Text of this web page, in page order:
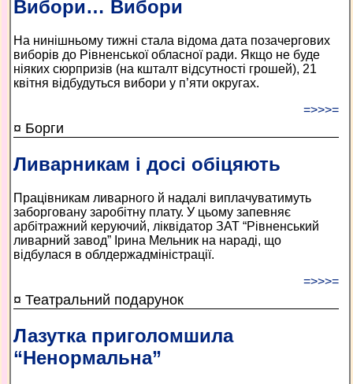
Вибори… Вибори
На нинішньому тижні стала відома дата позачергових
виборів до Рівненської обласної ради. Якщо не буде
ніяких сюрпризів (на кшталт відсутності грошей), 21
квітня відбудуться вибори у п’яти округах.
=>>>=
¤ Борги
Ливарникам і досі обіцяють
Працівникам ливарного й надалі виплачуватимуть
заборговану заробітну плату. У цьому запевняє
арбітражний керуючий, ліквідатор ЗАТ “Рівненський
ливарний завод” Ірина Мельник на нараді, що
відбулася в облдержадміністрації.
=>>>=
¤ Театральний подарунок
Лазутка приголомшила
“Ненормальна”